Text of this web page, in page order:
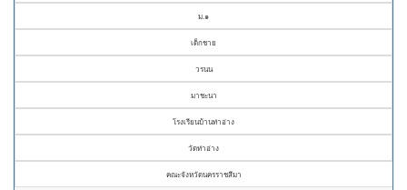
ม.๑
เด็กชาย
วรนน
มาชะนา
โรงเรียนบ้านท่าอ่าง
วัดท่าอ่าง
คณะจังหวัดนครราชสีมา